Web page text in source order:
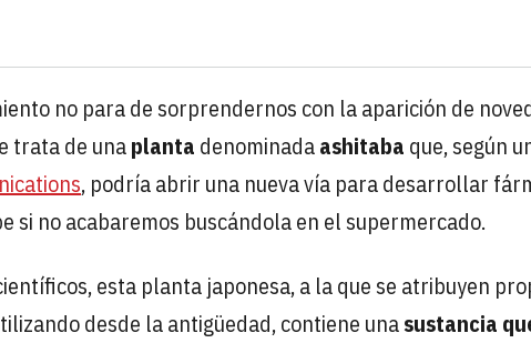
no para de sorprendernos con la aparición de
trata de unaplanta denominadaashitaba que, según
, podría abrir una nueva vía para desarrollar
si no acabaremos buscándola en el supermercado.
esta planta japonesa, a la que se atribuyen
desde la antigüedad, contiene unasustancia